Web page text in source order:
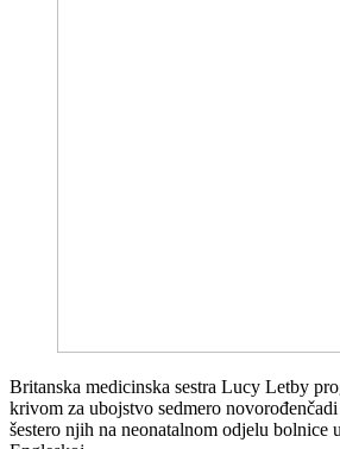
Britanska medicinska sestra Lucy Letby
krivom za ubojstvo sedmero
šestero njih na neonatalnom odjelu bolnice